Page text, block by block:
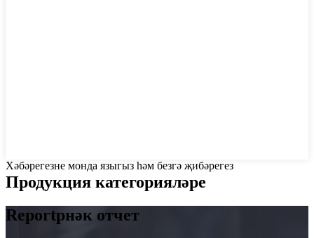
Хәбәрегезне монда языгыз һәм безгә җибәрегез
Продукция категорияләре
Reportрнәк отчет